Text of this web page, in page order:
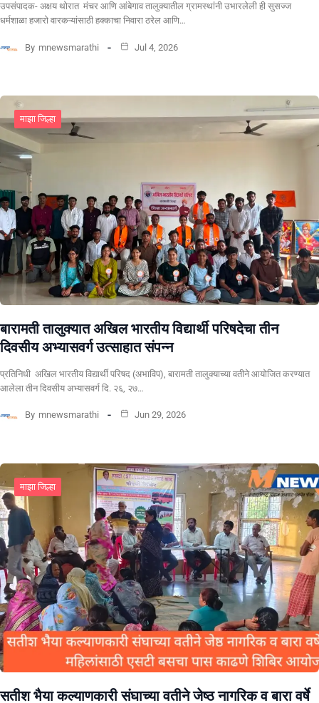
उपसंपादक- अक्षय थोरात मंचर आणि आंबेगाव तालुक्यातील ग्रामस्थांनी उभारलेली ही सुसज्ज
धर्मशाळा हजारो वारकऱ्यांसाठी हक्काचा निवारा ठरेल आणि…
By mnewsmarathi Jul 4, 2026
माझा जिल्हा
बारामती तालुक्यात अखिल भारतीय विद्यार्थी परिषदेचा तीन
दिवसीय अभ्यासवर्ग उत्साहात संपन्न
प्रतिनिधी अखिल भारतीय विद्यार्थी परिषद (अभाविप), बारामती तालुक्याच्या वतीने आयोजित करण्यात
आलेला तीन दिवसीय अभ्यासवर्ग दि. २६, २७…
By mnewsmarathi Jun 29, 2026
माझा जिल्हा
सतीश भैया कल्याणकारी संघाच्या वतीने जेष्ठ नागरिक व बारा वर्षे